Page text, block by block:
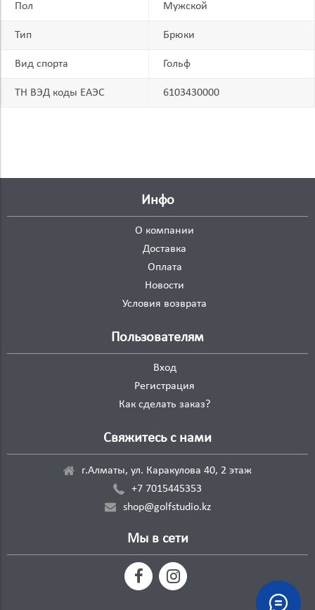
Пол Мужской
Тип Брюки
Вид спорта Гольф
ТН ВЭД коды ЕАЭС 6103430000
Инфо
О компании
Доставка
Оплата
Новости
Условия возврата
Пользователям
Вход
Регистрация
Как сделать заказ?
Свяжитесь с нами
г.Алматы, ул. Каракулова 40, 2 этаж
+7 7015445353
shop@golfstudio.kz
Мы в сети